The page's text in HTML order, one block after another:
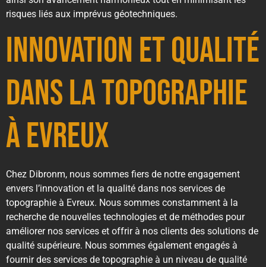
risques liés aux imprévus géotechniques.
Innovation et Qualité
dans la Topographie
à Evreux
Chez Dibronm, nous sommes fiers de notre engagement
envers l’innovation et la qualité dans nos services de
topographie à Evreux. Nous sommes constamment à la
recherche de nouvelles technologies et de méthodes pour
améliorer nos services et offrir à nos clients des solutions de
qualité supérieure. Nous sommes également engagés à
fournir des services de topographie à un niveau de qualité